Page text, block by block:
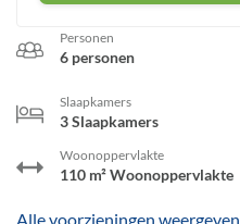
Personen
6 personen
Slaapkamers
3 Slaapkamers
Woonoppervlakte
110 m² Woonoppervlakte
Alle voorzieningen weergeven